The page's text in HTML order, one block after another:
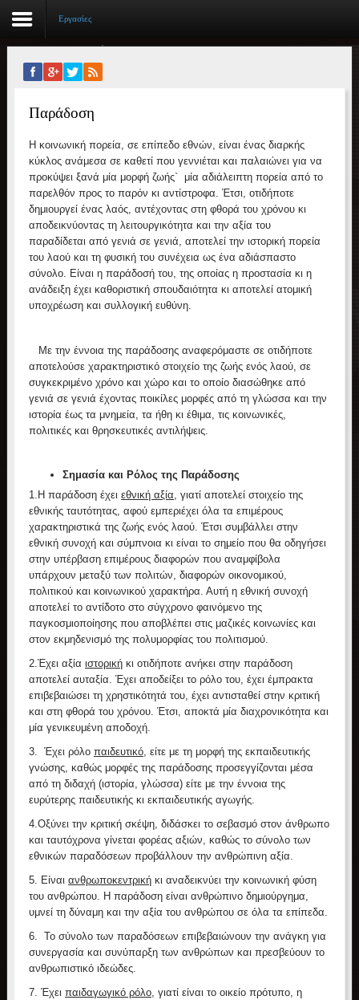
Αρχική
Βιογραφικό
Συγγραφικό έργο
Εργασίες
Ιστορίες Επιτυχίας
Επιτυχόντες
Διακρίσεις
Ο χώρος μας
Εργασίες
Παράδοση
Η κοινωνική πορεία, σε επίπεδο εθνών, είναι ένας διαρκής
κύκλος ανάμεσα σε καθετί που γεννιέται και παλαιώνει για να
προκύψει ξανά μία μορφή ζωής` μία αδιάλειπτη πορεία από το
παρελθόν προς το παρόν κι αντίστροφα. Έτσι, οτιδήποτε
δημιουργεί ένας λαός, αντέχοντας στη φθορά του χρόνου κι
αποδεικνύοντας τη λειτουργικότητα και την αξία του
παραδίδεται από γενιά σε γενιά, αποτελεί την ιστορική πορεία
του λαού και τη φυσική του συνέχεια ως ένα αδιάσπαστο
σύνολο. Είναι η παράδοσή του, της οποίας η προστασία κι η
ανάδειξη έχει καθοριστική σπουδαιότητα κι αποτελεί ατομική
υποχρέωση και συλλογική ευθύνη.
Με την έννοια της παράδοσης αναφερόμαστε σε οτιδήποτε
αποτελούσε χαρακτηριστικό στοιχείο της ζωής ενός λαού, σε
συγκεκριμένο χρόνο και χώρο και το οποίο διασώθηκε από
γενιά σε γενιά έχοντας ποικίλες μορφές από τη γλώσσα και την
ιστορία έως τα μνημεία, τα ήθη κι έθιμα, τις κοινωνικές,
πολιτικές και θρησκευτικές αντιλήψεις.
Σημασία και Ρόλος της Παράδοσης
1. Η παράδοση έχει εθνική αξία, γιατί αποτελεί στοιχείο της
εθνικής ταυτότητας, αφού εμπεριέχει όλα τα επιμέρους
χαρακτηριστικά της ζωής ενός λαού. Έτσι συμβάλλει στην
εθνική συνοχή και σύμπνοια κι είναι το σημείο που θα οδηγήσει
στην υπέρβαση επιμέρους διαφορών που αναμφίβολα
υπάρχουν μεταξύ των πολιτών, διαφορών οικονομικού,
πολιτικού και κοινωνικού χαρακτήρα. Αυτή η εθνική συνοχή
αποτελεί το αντίδοτο στο σύγχρονο φαινόμενο της
παγκοσμιοποίησης που αποβλέπει στις μαζικές κοινωνίες και
στον εκμηδενισμό της πολυμορφίας του πολιτισμού.
2.Έχει αξία ιστορικήκι οτιδήποτε ανήκει στην παράδοση
αποτελεί αυταξία. Έχει αποδείξει το ρόλο του, έχει έμπρακτα
επιβεβαιώσει τη χρηστικότητά του, έχει αντισταθεί στην κριτική
και στη φθορά του χρόνου. Έτσι, αποκτά μία διαχρονικότητα και
μία γενικευμένη αποδοχή.
3. Έχει ρόλο παιδευτικό, είτε με τη μορφή της εκπαιδευτικής
γνώσης, καθώς μορφές της παράδοσης προσεγγίζονται μέσα
από τη διδαχή (ιστορία, γλώσσα) είτε με την έννοια της
ευρύτερης παιδευτικής κι εκπαιδευτικής αγωγής.
4.Οξύνει την κριτική σκέψη, διδάσκει το σεβασμό στον άνθρωπο
και ταυτόχρονα γίνεται φορέας αξιών, καθώς το σύνολο των
εθνικών παραδόσεων προβάλλουν την ανθρώπινη αξία.
5. Είναι ανθρωποκεντρικήκι αναδεικνύει την κοινωνική φύση
του ανθρώπου. Η παράδοση είναι ανθρώπινο δημιούργημα,
υμνεί τη δύναμη και την αξία του ανθρώπου σε όλα τα επίπεδα.
6. Το σύνολο των παραδόσεων επιβεβαιώνουν την ανάγκη για
συνεργασία και συνύπαρξη των ανθρώπων και πρεσβεύουν το
ανθρωπιστικό ιδεώδες.
7. Έχει παιδαγωγικό ρόλο, γιατί είναι το οικείο πρότυπο, η